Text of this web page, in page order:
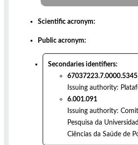
Scientific acronym:
Public acronym:
Secondaries identifiers:
67037223.7.0000.5345
Issuing authority:
6.001.091
Issuing authority:
Pesquisa da
Ciências da Saúde de